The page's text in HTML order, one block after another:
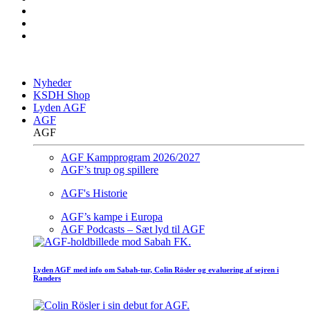
Nyheder
KSDH Shop
Lyden AGF
AGF
AGF
AGF Kampprogram 2026/2027
AGF’s trup og spillere
AGF's Historie
AGF’s kampe i Europa
AGF Podcasts – Sæt lyd til AGF
Lyden AGF med info om Sabah-tur, Colin Rösler og evaluering af sejren i
Randers